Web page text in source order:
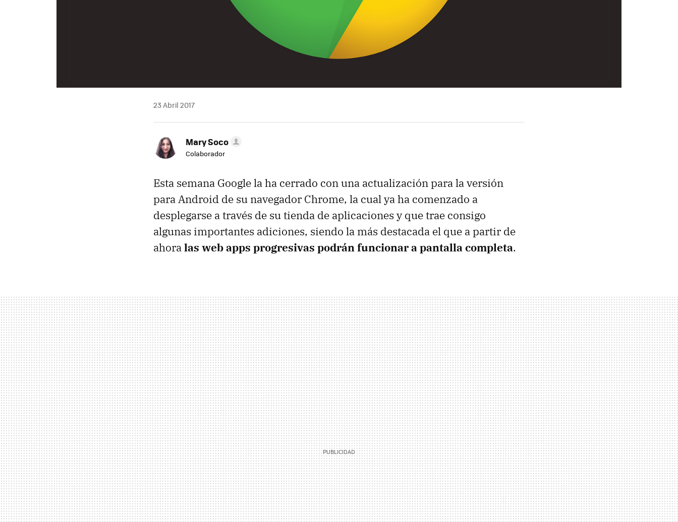
23 Abril 2017
Mary Soco
Colaborador
Esta semana Google la ha cerrado con una actualización para la versión
para Android de su navegador Chrome, la cual ya ha comenzado a
desplegarse a través de su tienda de aplicaciones y que trae consigo
algunas importantes adiciones, siendo la más destacada el que a partir de
ahoralas web apps progresivas podrán funcionar a pantalla completa.